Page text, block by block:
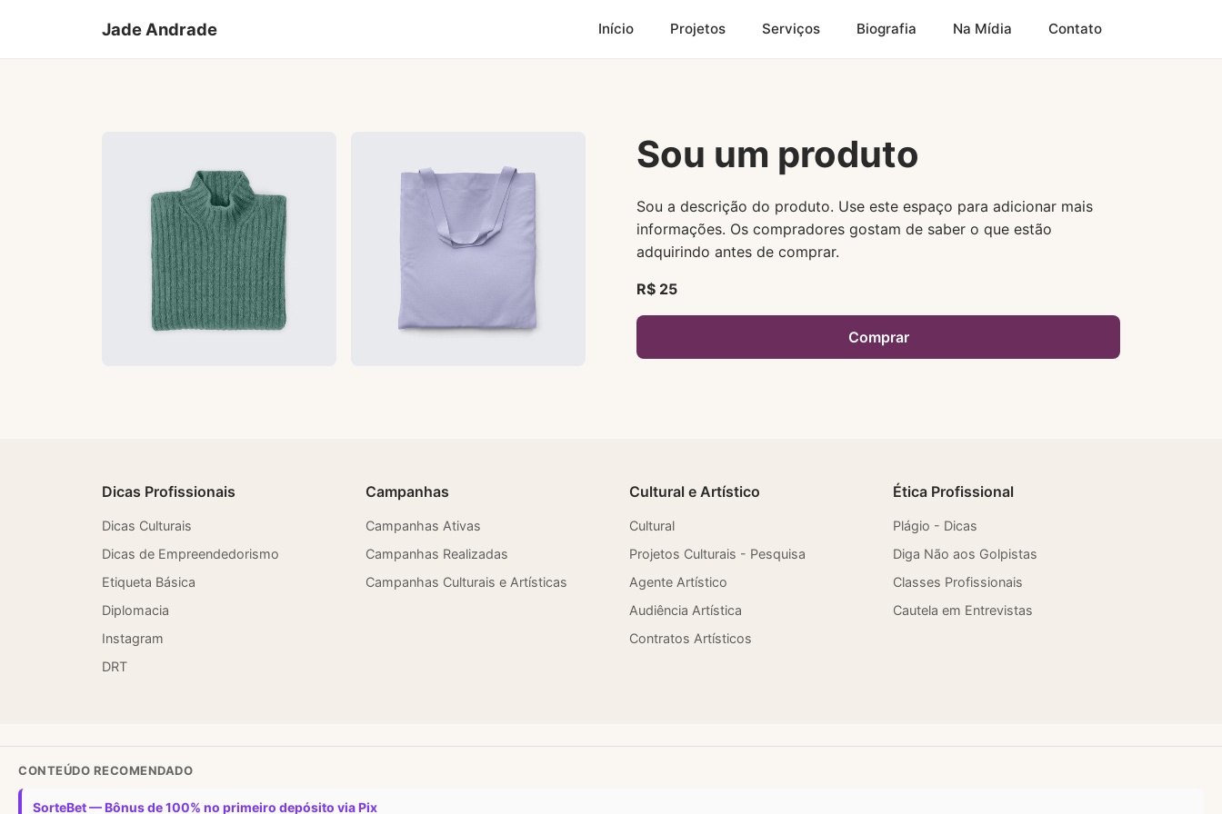
Jade Andrade Início Projetos Serviços Biografia Na Mídia Contato
Sou um produto
Sou a descrição do produto. Use este espaço para adicionar mais
informações. Os compradores gostam de saber o que estão
adquirindo antes de comprar.
R$ 25
Comprar
Dicas Profissionais
Dicas Culturais
Dicas de Empreendedorismo
Etiqueta Básica
Diplomacia
Instagram
DRT
Campanhas
Campanhas Ativas
Campanhas Realizadas
Campanhas Culturais e Artísticas
Cultural e Artístico
Cultural
Projetos Culturais - Pesquisa
Agente Artístico
Audiência Artística
Contratos Artísticos
Ética Profissional
Plágio - Dicas
Diga Não aos Golpistas
Classes Profissionais
Cautela em Entrevistas
CONTEÚDO RECOMENDADO
SorteBet — Bônus de 100% no primeiro depósito via Pix